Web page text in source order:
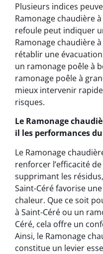
Plusieurs indices
Ramonage chaudière
refoule peut indiquer
Ramonage chaudière
rétablir une
un ramonage poêle à
ramonage poêle à
mieux intervenir
risques.
Le Ramonage
il les performances
Le Ramonage
renforcer l’efficacité
supprimant les
Saint-Céré favorise
chaleur. Que ce soit
à Saint-Céré ou un
Céré, cela offre un
Ainsi, le Ramonage
constitue un levier